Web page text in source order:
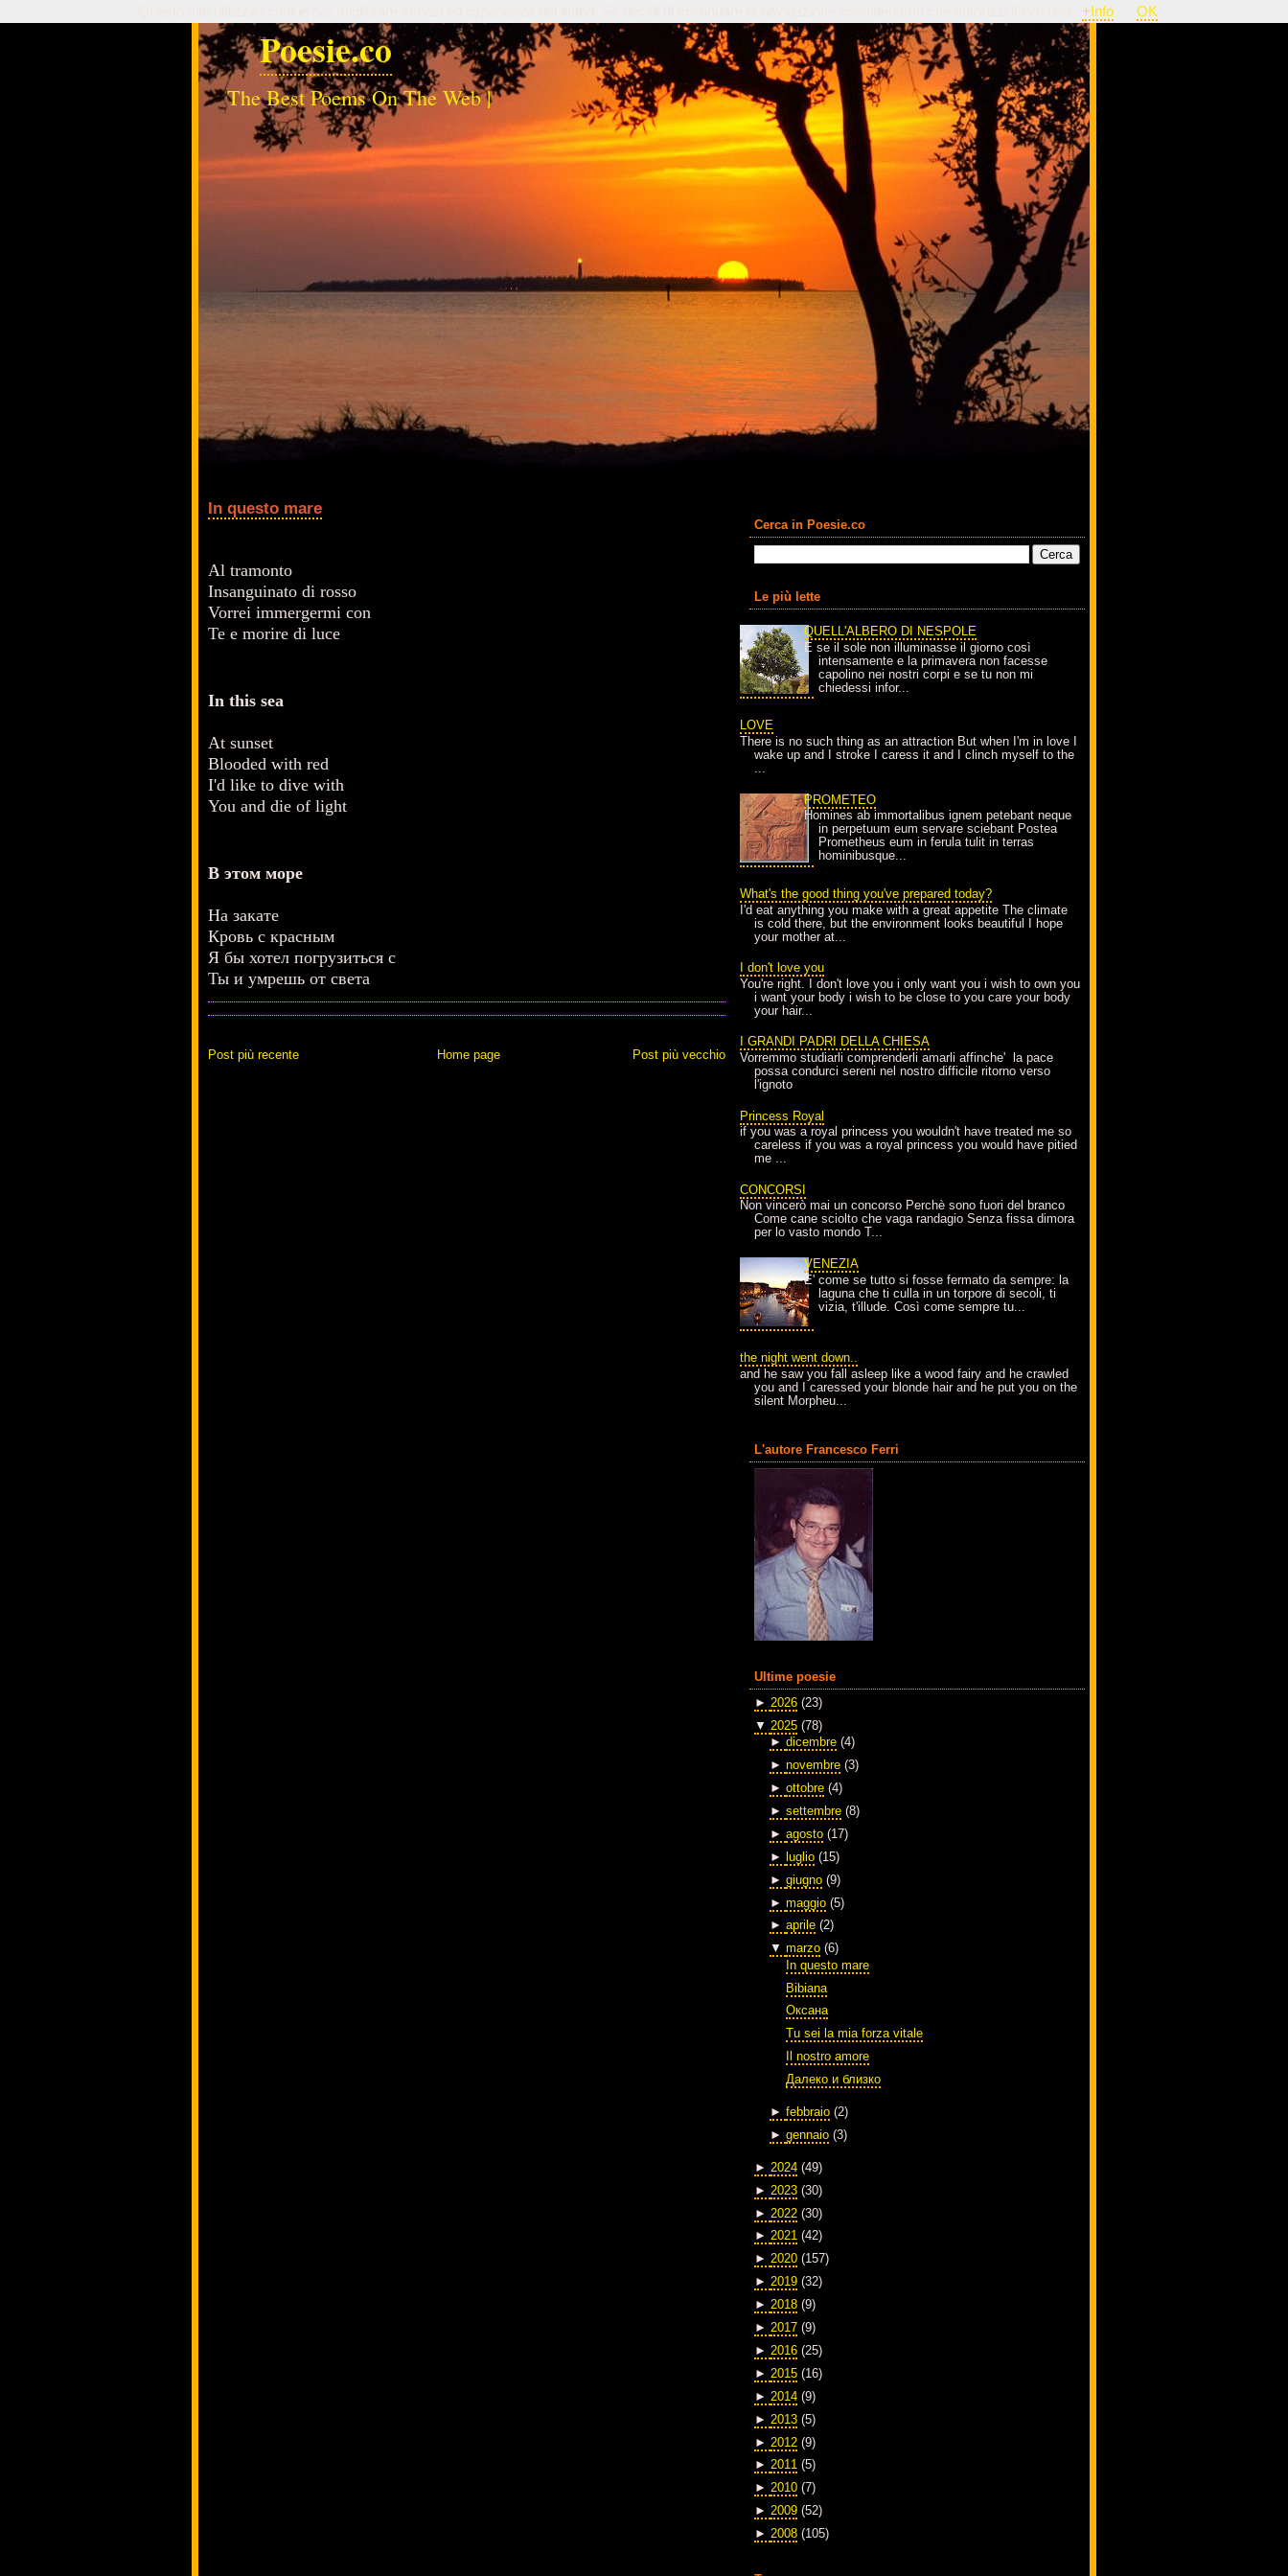
Poesie.co
The Best Poems On The Web |
In questo mare
Al tramonto
Insanguinato di rosso
Vorrei immergermi con
Te e morire di luce
In this sea
At sunset
Blooded with red
I'd like to dive with
You and die of light
В этом море
На закате
Кровь с красным
Я бы хотел погрузиться с
Ты и умрешь от света
Post più recente Post più vecchio
Home page
Cerca in Poesie.co
Le più lette
QUELL'ALBERO DI NESPOLE
E se il sole non illuminasse il giorno così
intensamente e la primavera non facesse
capolino nei nostri corpi e se tu non mi
chiedessi infor...
LOVE
There is no such thing as an attraction But when I'm in love I
wake up and I stroke I caress it and I clinch myself to the
...
PROMETEO
Homines ab immortalibus ignem petebant neque
in perpetuum eum servare sciebant Postea
Prometheus eum in ferula tulit in terras
hominibusque...
What's the good thing you've prepared today?
I'd eat anything you make with a great appetite The climate
is cold there, but the environment looks beautiful I hope
your mother at...
I don't love you
You're right. I don't love you i only want you i wish to own you
i want your body i wish to be close to you care your body
your hair...
I GRANDI PADRI DELLA CHIESA
Vorremmo studiarli comprenderli amarli affinche' la pace
possa condurci sereni nel nostro difficile ritorno verso
l'ignoto
Princess Royal
if you was a royal princess you wouldn't have treated me so
careless if you was a royal princess you would have pitied
me ...
CONCORSI
Non vincerò mai un concorso Perchè sono fuori del branco
Come cane sciolto che vaga randagio Senza fissa dimora
per lo vasto mondo T...
VENEZIA
E' come se tutto si fosse fermato da sempre: la
laguna che ti culla in un torpore di secoli, ti
vizia, t'illude. Così come sempre tu...
the night went down..
and he saw you fall asleep like a wood fairy and he crawled
you and I caressed your blonde hair and he put you on the
silent Morpheu...
L'autore Francesco Ferri
Ultime poesie
► 2026 (23)
▼ 2025 (78)
► dicembre (4)
► novembre (3)
► ottobre (4)
► settembre (8)
► agosto (17)
► luglio (15)
► giugno (9)
► maggio (5)
► aprile (2)
▼ marzo (6)
In questo mare
Bibiana
Оксана
Tu sei la mia forza vitale
Il nostro amore
Далеко и близко
► febbraio (2)
► gennaio (3)
► 2024 (49)
► 2023 (30)
► 2022 (30)
► 2021 (42)
► 2020 (157)
► 2019 (32)
► 2018 (9)
► 2017 (9)
► 2016 (25)
► 2015 (16)
► 2014 (9)
► 2013 (5)
► 2012 (9)
► 2011 (5)
► 2010 (7)
► 2009 (52)
► 2008 (105)
+Info OK